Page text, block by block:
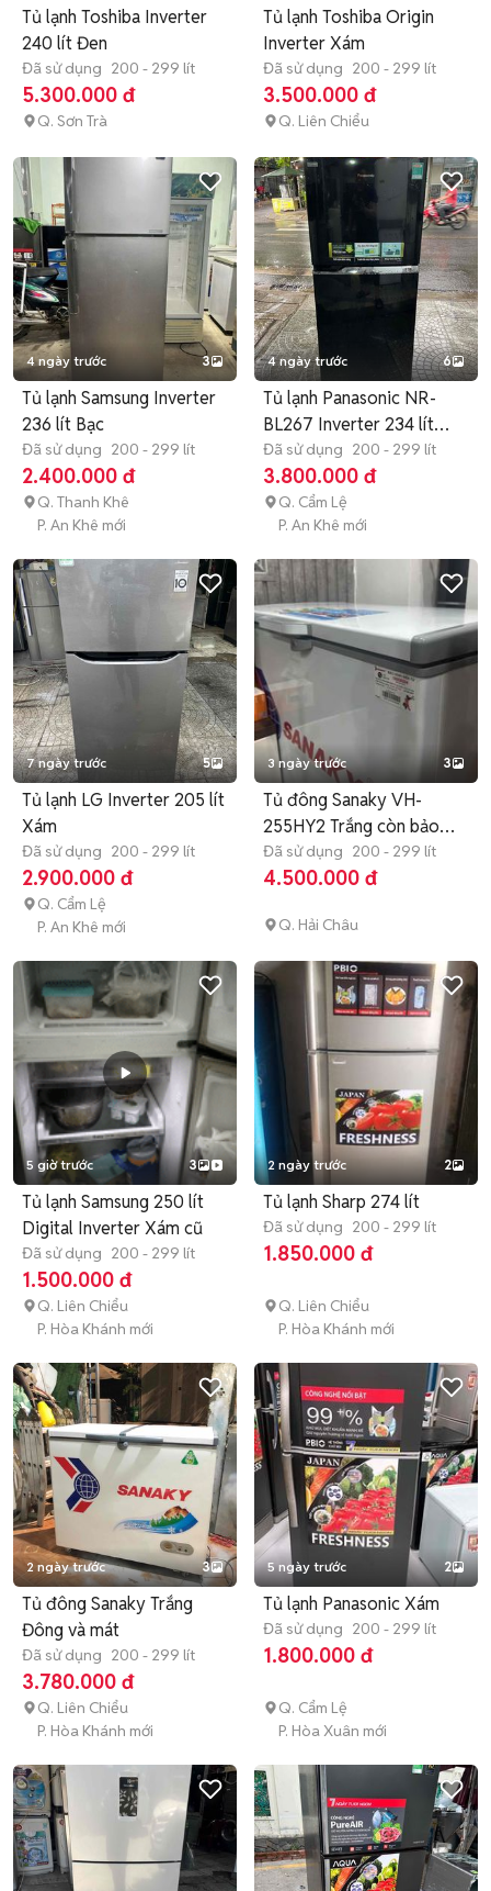
Tủ lạnh Toshiba Inverter
240 lít Đen
Đã sử dụng 200 - 299 lít
5.300.000 đ
Q. Sơn Trà
Tủ lạnh Toshiba Origin
Inverter Xám
Đã sử dụng 200 - 299 lít
3.500.000 đ
Q. Liên Chiểu
4 ngày trước 3
Tủ lạnh Samsung Inverter
236 lít Bạc
Đã sử dụng 200 - 299 lít
2.400.000 đ
Q. Thanh Khê
P. An Khê mới
4 ngày trước 6
Tủ lạnh Panasonic NR-
BL267 Inverter 234 lít
Đen
Đã sử dụng 200 - 299 lít
3.800.000 đ
Q. Cẩm Lệ
P. An Khê mới
7 ngày trước 5
Tủ lạnh LG Inverter 205 lít
Xám
Đã sử dụng 200 - 299 lít
2.900.000 đ
Q. Cẩm Lệ
P. An Khê mới
3 ngày trước 3
Tủ đông Sanaky VH-
255HY2 Trắng còn bảo
hành
Đã sử dụng 200 - 299 lít
4.500.000 đ
Q. Hải Châu
5 giờ trước 3
Tủ lạnh Samsung 250 lít
Digital Inverter Xám cũ
Đã sử dụng 200 - 299 lít
1.500.000 đ
Q. Liên Chiểu
P. Hòa Khánh mới
2 ngày trước 2
Tủ lạnh Sharp 274 lít
Đã sử dụng 200 - 299 lít
1.850.000 đ
Q. Liên Chiểu
P. Hòa Khánh mới
2 ngày trước 3
Tủ đông Sanaky Trắng
Đông và mát
Đã sử dụng 200 - 299 lít
3.780.000 đ
Q. Liên Chiểu
P. Hòa Khánh mới
5 ngày trước 2
Tủ lạnh Panasonic Xám
Đã sử dụng 200 - 299 lít
1.800.000 đ
Q. Cẩm Lệ
P. Hòa Xuân mới